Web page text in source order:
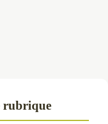
rubrique